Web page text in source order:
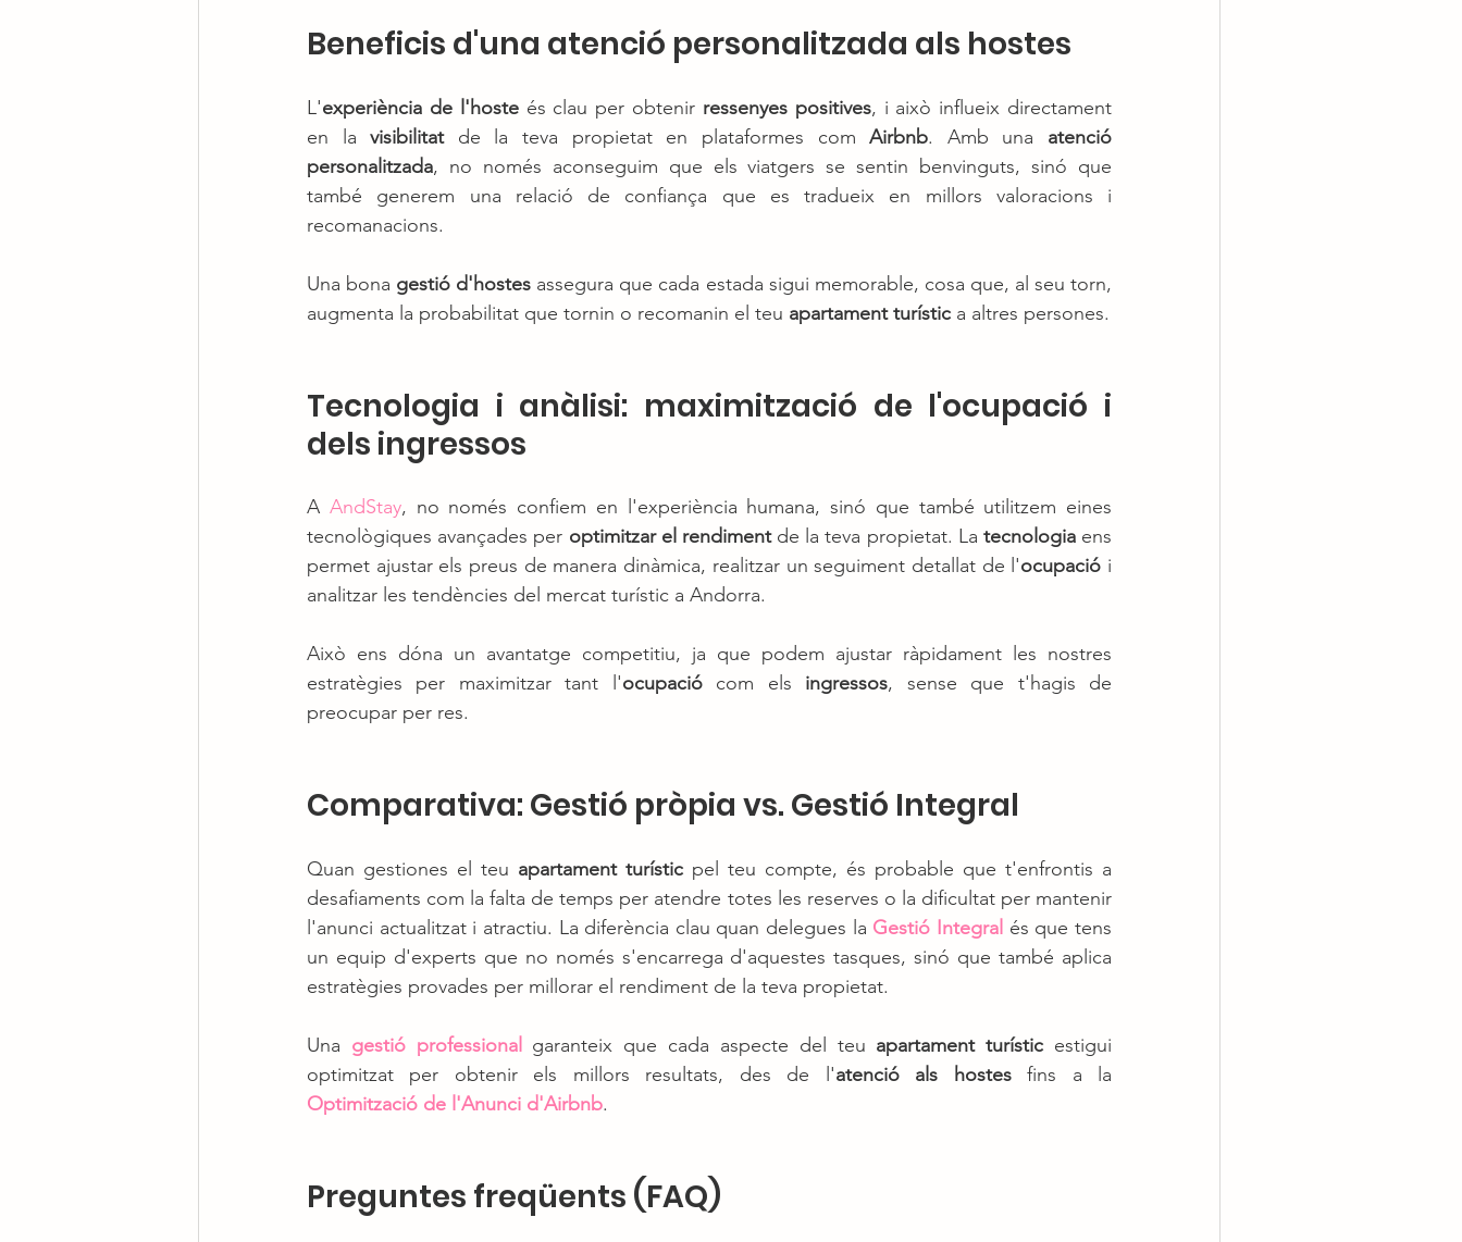
Beneficis d'una atenció personalitzada als hostes
L'experiència de l'hoste és clau per obtenir ressenyes positives, i això influeix directament
en la visibilitat de la teva propietat en plataformes com Airbnb. Amb una atenció
personalitzada, no només aconseguim que els viatgers se sentin benvinguts, sinó que
també generem una relació de confiança que es tradueix en millors valoracions i
recomanacions.
Una bona gestió d'hostes assegura que cada estada sigui memorable, cosa que, al seu torn,
augmenta la probabilitat que tornin o recomanin el teu apartament turístic a altres persones.
Tecnologia i anàlisi: maximització de l'ocupació i
dels ingressos
A AndStay, no només confiem en l'experiència humana, sinó que també utilitzem eines
tecnològiques avançades per optimitzar el rendiment de la teva propietat. La tecnologia ens
permet ajustar els preus de manera dinàmica, realitzar un seguiment detallat de l'ocupació i
analitzar les tendències del mercat turístic a Andorra.
Això ens dóna un avantatge competitiu, ja que podem ajustar ràpidament les nostres
estratègies per maximitzar tant l'ocupació com els ingressos, sense que t'hagis de
preocupar per res.
Comparativa: Gestió pròpia vs. Gestió Integral
Quan gestiones el teu apartament turístic pel teu compte, és probable que t'enfrontis a
desafiaments com la falta de temps per atendre totes les reserves o la dificultat per mantenir
l'anunci actualitzat i atractiu. La diferència clau quan delegues la Gestió Integral és que tens
un equip d'experts que no només s'encarrega d'aquestes tasques, sinó que també aplica
estratègies provades per millorar el rendiment de la teva propietat.
Una gestió professional garanteix que cada aspecte del teu apartament turístic estigui
optimitzat per obtenir els millors resultats, des de l'atenció als hostes
Optimització de l'Anunci d'Airbnb.
Preguntes freqüents (FAQ)